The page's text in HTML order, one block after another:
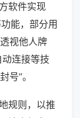
软件实现
能，部分用
视他人牌
连接等技
号”。
规则，以推